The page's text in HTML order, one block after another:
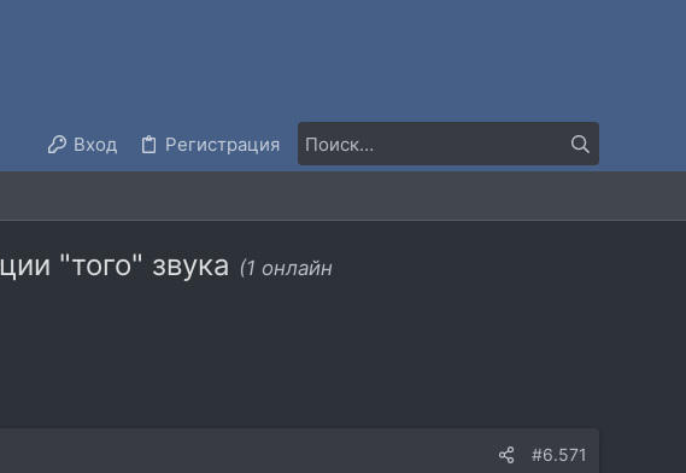
Вход Регистрация
"того" звука (1 онлайн
#6.571